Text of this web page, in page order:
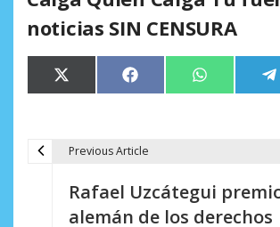
noticias SIN CENSURA
Compartir
en
X
(Twitter)
Compartir
en
Facebook Compartir
en
WhatsApp
Previous Article
Rafael Uzcátegui
alemán de los derechos